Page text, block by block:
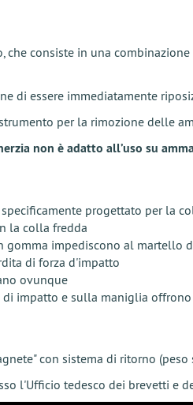
che consiste in una
di essere immediatamente
per la rimozione delle
non è adatto all’uso su
progettato per la
la colla fredda
impediscono al martello
di forza d'impatto
ovunque
impatto e sulla maniglia
con sistema di ritorno
l'Ufficio tedesco dei brevetti e